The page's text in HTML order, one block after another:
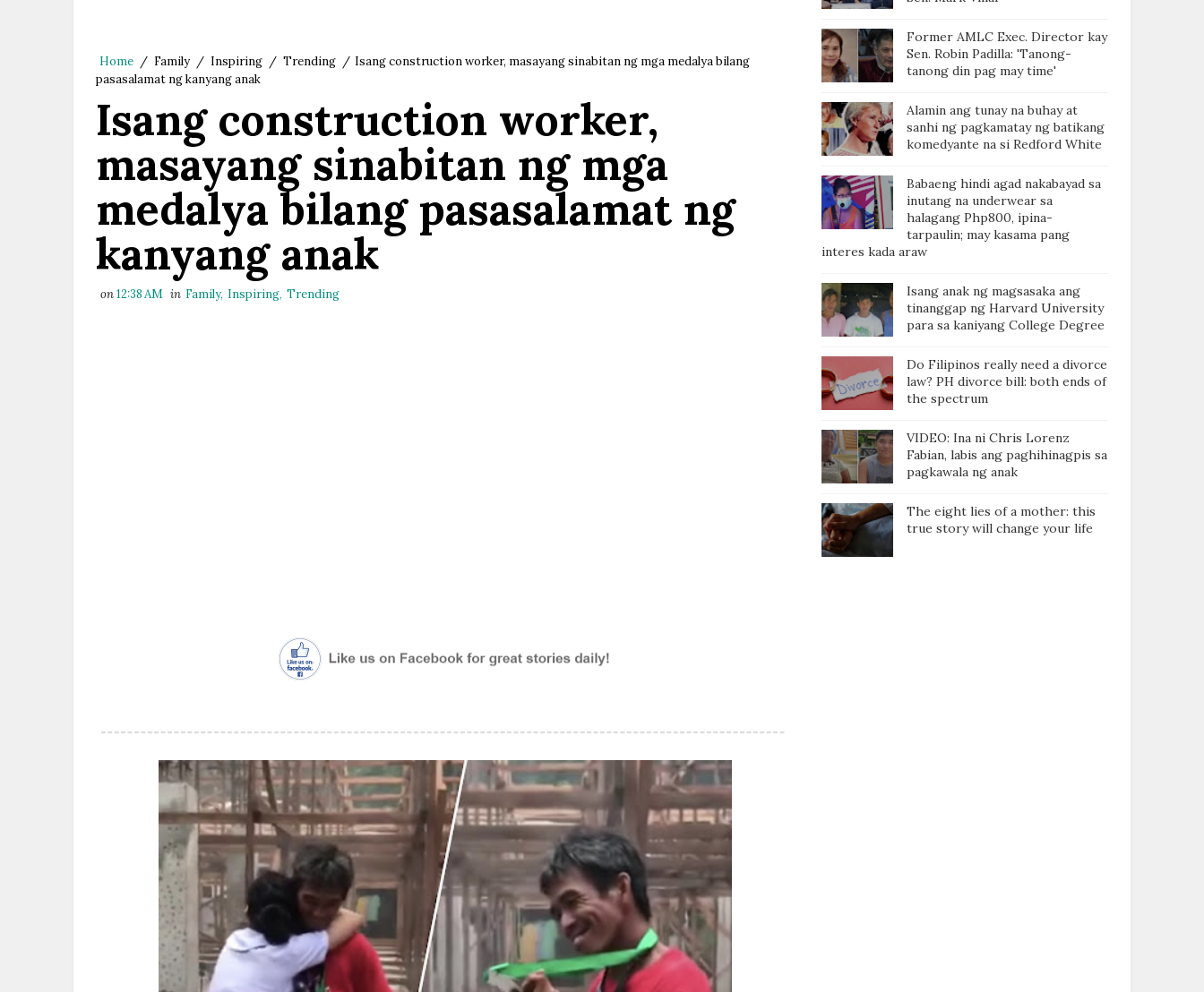
Home / Family / Inspiring / Trending / Isang construction worker, masayang sinabitan ng mga medalya bilang
pasasalamat ng kanyang anak
Isang construction worker,
masayang sinabitan ng mga
medalya bilang pasasalamat ng
kanyang anak
on12:38 AM in Family, Inspiring, Trending
Former AMLC Exec. Director kay
Sen. Robin Padilla: 'Tanong-
tanong din pag may time'
Alamin ang tunay na buhay at
sanhi ng pagkamatay ng batikang
komedyante na si Redford White
Babaeng hindi agad nakabayad sa
inutang na underwear sa
halagang Php800, ipina-
tarpaulin; may kasama pang
interes kada araw
Isang anak ng magsasaka ang
tinanggap ng Harvard University
para sa kaniyang College Degree
Do Filipinos really need a divorce
law? PH divorce bill: both ends of
the spectrum
VIDEO: Ina ni Chris Lorenz
Fabian, labis ang paghihinagpis sa
pagkawala ng anak
The eight lies of a mother: this
true story will change your life